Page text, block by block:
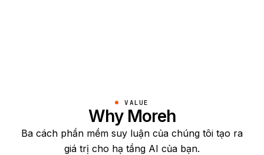
VALUE
Why Moreh
Ba cách phần mềm suy luận của chúng tôi tạo ra
giá trị cho hạ tầng AI của bạn.